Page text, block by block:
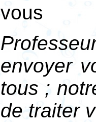
vous
envoyer
tous ;
de traiter